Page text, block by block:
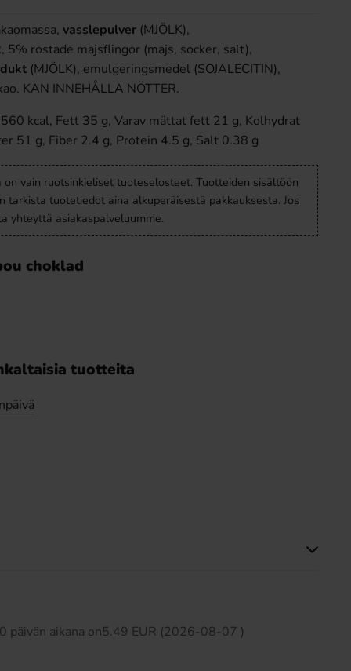
vasslepulver (MJÖLK),
5% rostade majsflingor (majs, socker, salt),
(MJÖLK), emulgeringsmedel (SOJALECITIN),
KAN INNEHÅLLA NÖTTER.
kcal, Fett 35 g, Varav mättat fett 21 g, Kolhydrat
51 g, Fiber 2.4 g, Protein 4.5 g, Salt 0.38 g
vain ruotsinkieliset tuoteselosteet. Tuotteiden sisältöön
tarkista tuotetiedot aina alkuperäisestä pakkauksesta. Jos
yhteyttä asiakaspalveluumme.
choklad
tuotteita
päivän aikana on5.49 EUR (2026-08-07 )